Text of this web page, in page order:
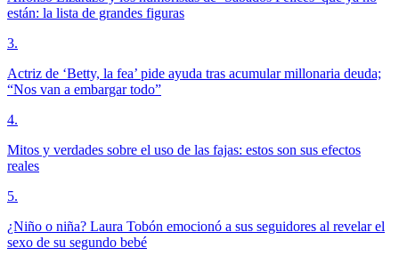
están: la lista de grandes figuras
3.
Actriz de ‘Betty, la fea’ pide ayuda tras acumular millonaria deuda;
“Nos van a embargar todo”
4.
Mitos y verdades sobre el uso de las fajas: estos son sus efectos
reales
5.
¿Niño o niña? Laura Tobón emocionó a sus seguidores al revelar el
sexo de su segundo bebé